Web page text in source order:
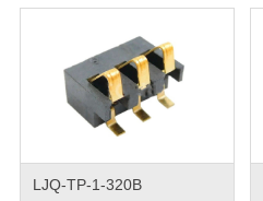
LJQ-TP-1-320B